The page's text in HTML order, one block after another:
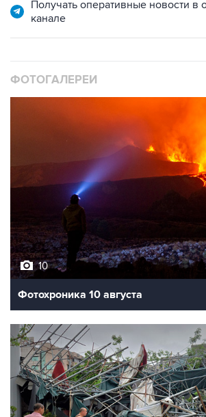
Получать оперативные новости в
канале
ФОТОГАЛЕРЕИ
10
Фотохроника 10 августа